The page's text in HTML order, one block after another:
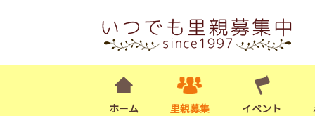
ホーム 里親募集 イベント